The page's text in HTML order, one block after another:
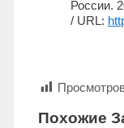
России.
/ URL:
Похожие